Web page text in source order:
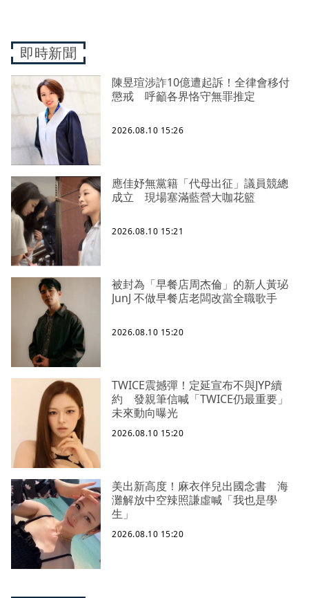
即時新聞
陳昱瑄涉詐10億遭起訴！全律會移付
懲戒 呼籲各界恪守無罪推定
2026.08.10 15:26
應佳妤無黨籍「代母出征」議員競總
成立 現場塞滿藍營大咖花籃
2026.08.10 15:21
被封為「早餐店周杰倫」的新人黃珌
JunJ 不做早餐店老闆改當全職歌手
2026.08.10 15:20
TWICE震撼彈！定延宣布不與JYP續
約 發親筆信喊「TWICE仍最重要」
未來動向曝光
2026.08.10 15:20
美出新高度！麻衣伴兒出國念書 海
灘解放中空辣照謙虛喊「我也是學
生」
2026.08.10 15:20